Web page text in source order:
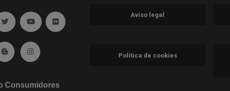
(abre en ventana nueva)
Ir a twitter (abre en ventana nueva)
Ir a YouTube (abre en ventana nueva)
Ir a Flickr (abre en ventana nueva)
(abre en ventana nueva)
Ir al Blog (abre en ventana nueva)
Ir a Instagram (abre en ventana nueva)
Consumidores
Aviso legal
Política de cookies